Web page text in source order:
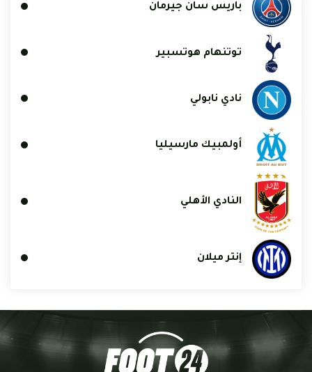
باريس سان جيرمان
توتنهام هوتسبير
نادي نابولي
أولمبيك مارسيليا
النادي الأهلي
إنتر ميلان